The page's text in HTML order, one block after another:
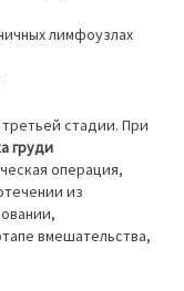
лимфоузлах
третьей стадии. При
груди
операция,
из
вмешательства,